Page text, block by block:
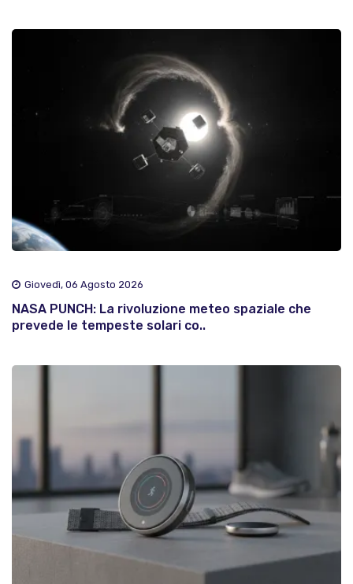
Giovedì, 06 Agosto 2026
NASA PUNCH: La rivoluzione meteo spaziale che
prevede le tempeste solari co..